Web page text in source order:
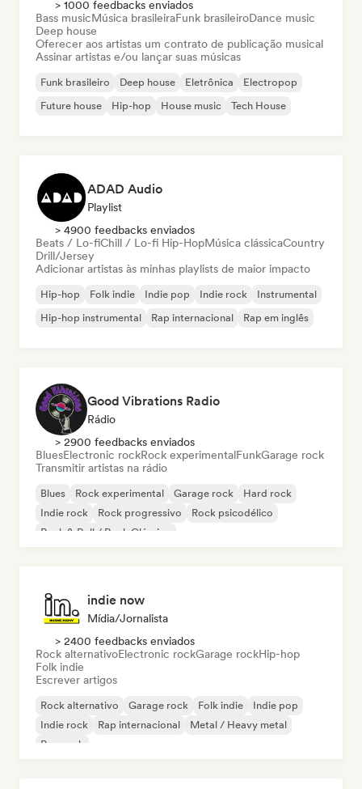
> 1000 feedbacks enviados
Bass musicMúsica brasileiraFunk brasileiroDance music
Deep house
Oferecer aos artistas um contrato de publicação musical
Assinar artistas e/ou lançar suas músicas
Funk brasileiro Deep house Eletrônica
Electropop
Future house
Hip-hop House music Tech House
ADAD Audio
Playlist
> 4900 feedbacks enviados
Beats / Lo-fiChill / Lo-fi Hip-HopMúsica clássicaCountry
Drill/Jersey
Adicionar artistas às minhas playlists de maior impacto
Hip-hop Folk indie Indie pop Indie rock
Instrumental
Hip-hop instrumental
Rap internacional Rap em inglês
Good Vibrations Radio
Rádio
> 2900 feedbacks enviados
BluesElectronic rockRock experimentalFunkGarage rock
Transmitir artistas na rádio
Blues Rock experimental Garage rock
Hard rock
Indie rock
Rock progressivo
Rock psicodélico
Rock & Roll / Rock Clássico
indie now
Mídia/Jornalista
> 2400 feedbacks enviados
Rock alternativoElectronic rockGarage rockHip-hop
Folk indie
Escrever artigos
Rock alternativo Garage rock Folk indie
Indie pop
Indie rock
Rap internacional
Metal / Heavy metal
Pop rock